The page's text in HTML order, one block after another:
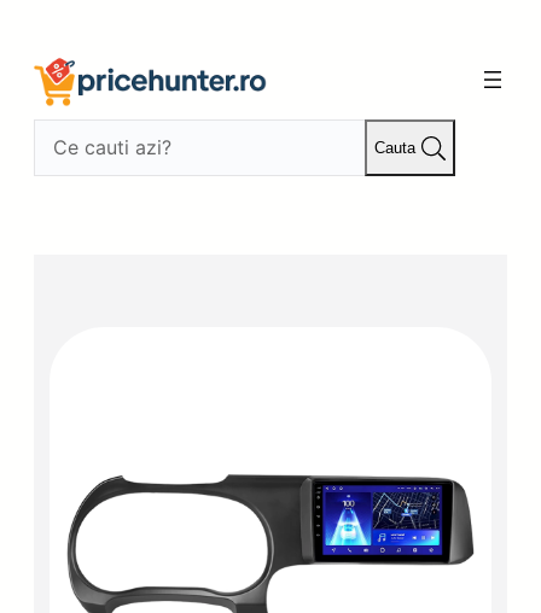
conținut
Cauta